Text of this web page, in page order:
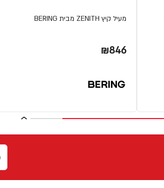
מעיל קיץ ZENITH מבית BERING
₪846